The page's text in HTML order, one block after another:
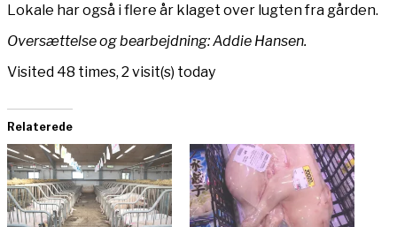
Lokale har også i flere år klaget over lugten fra gården.
Oversættelse og bearbejdning: Addie Hansen.
Visited 48 times, 2 visit(s) today
Relaterede